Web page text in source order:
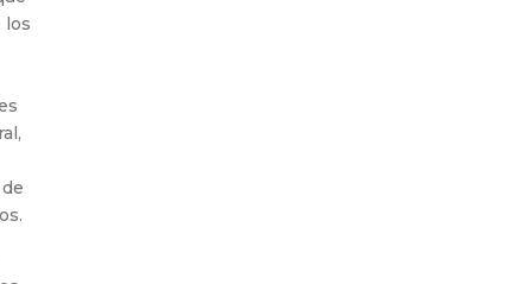
los